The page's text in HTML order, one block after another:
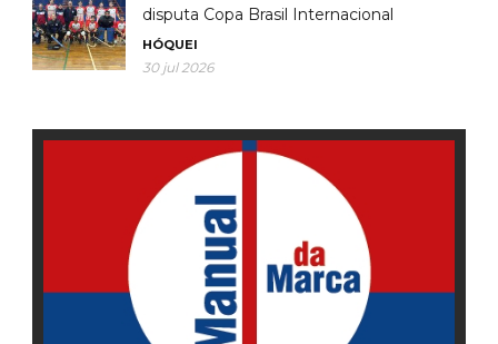
disputa Copa Brasil Internacional
HÓQUEI
30 jul 2026